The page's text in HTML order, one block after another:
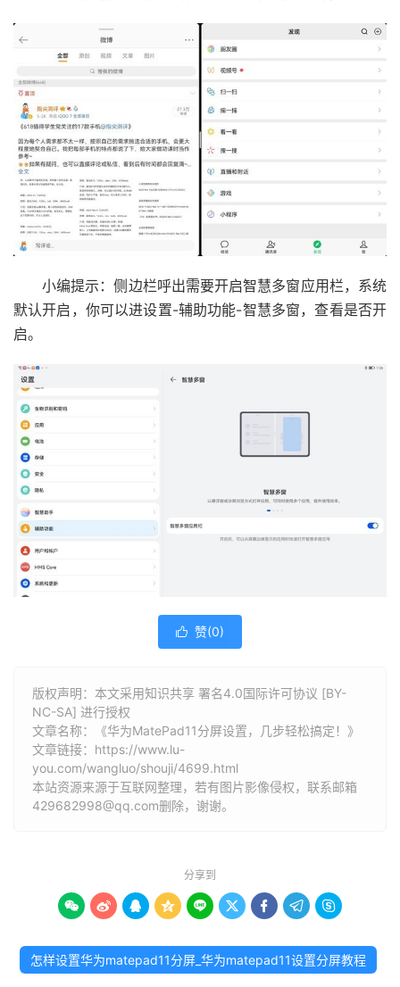
小编提示：侧边栏呼出需要开启智慧多窗应用栏，系统
默认开启，你可以进设置-辅助功能-智慧多窗，查看是否开
启。
 赞(0)
版权声明：本文采用知识共享 署名4.0国际许可协议 [BY-
NC-SA] 进行授权
文章名称：《华为MatePad11分屏设置，几步轻松搞定！》
文章链接： https://www.lu-
you.com/wangluo/shouji/4699.html
本站资源来源于互联网整理，若有图片影像侵权，联系邮箱
429682998@qq.com删除，谢谢。
分享到
        
怎样设置华为matepad11分屏_华为matepad11设置分屏教程